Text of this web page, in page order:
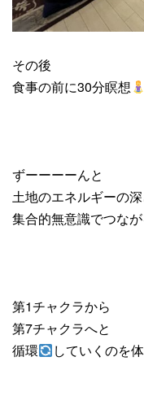
その後
食事の前に30分瞑想
ずーーーーんと
土地のエネルギーの深
集合的無意識でつな
第1チャクラから
第7チャクラへと
循環
していくのを